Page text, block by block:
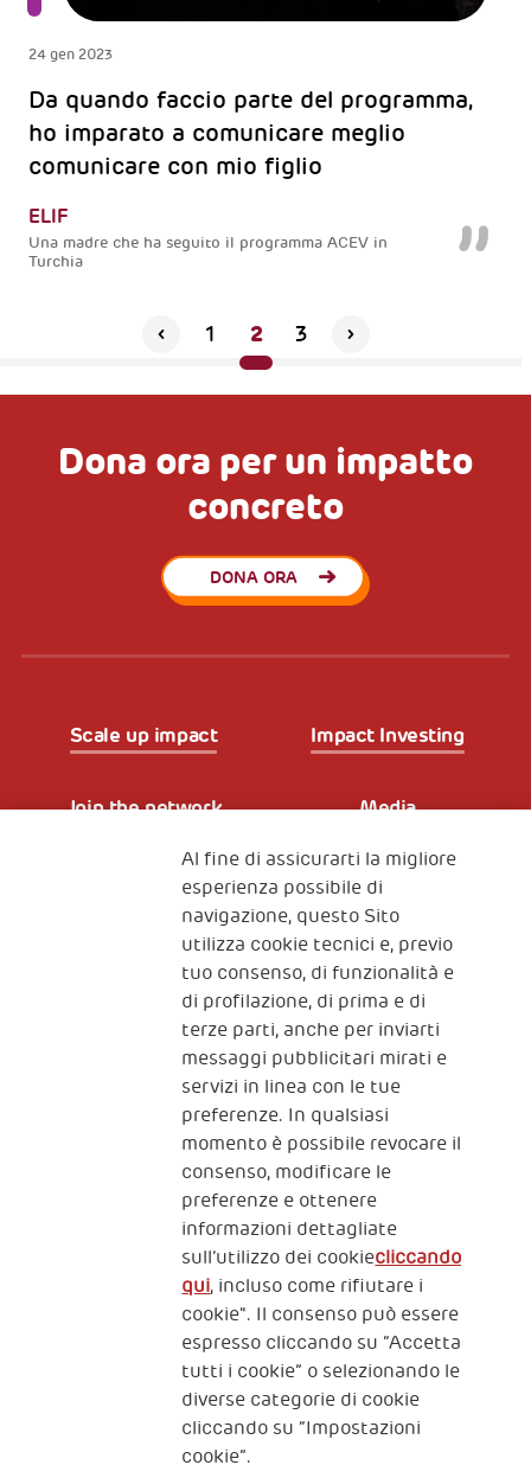
24 gen 2023
Da quando faccio parte del programma,
ho imparato a comunicare meglio
comunicare con mio figlio
ELIF
Una madre che ha seguito il programma ACEV in
Turchia
1 2 3
Dona ora per un impatto
concreto
DONA ORA
Scale up impact Impact Investing
Join the network Media
Iscriviti alla newsletter
Fondazione
The Human Safety Net
CONTATTACI
2, Piazza Duca degli Abruzzi 34132
Trieste Italy
Fiscal code (Italy) 90017740326
VAT code 01372940328
Privacy & GDPR Policy cookies
Al fine di assicurarti la migliore
esperienza possibile di
navigazione, questo Sito
utilizza cookie tecnici e, previo
tuo consenso, di funzionalità e
di profilazione, di prima e di
terze parti, anche per inviarti
messaggi pubblicitari mirati e
servizi in linea con le tue
preferenze. In qualsiasi
momento è possibile revocare il
consenso, modificare le
preferenze e ottenere
informazioni dettagliate
sull’utilizzo dei cookiecliccando
qui, incluso come rifiutare i
cookie". Il consenso può essere
espresso cliccando su “Accetta
tutti i cookie” o selezionando le
diverse categorie di cookie
cliccando su “Impostazioni
cookie”.